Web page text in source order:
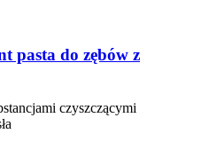
pasta do zębów z
czyszczącymi